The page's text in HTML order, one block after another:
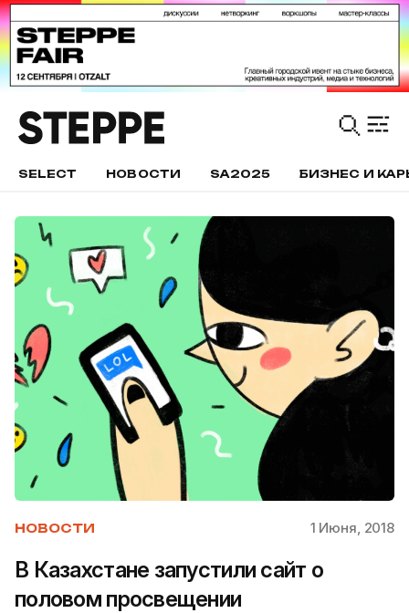
SELECT НОВОСТИ SA2025 БИЗНЕС И
НОВОСТИ 1 Июня, 2018
В Казахстане запустили сайт о
половом просвещении